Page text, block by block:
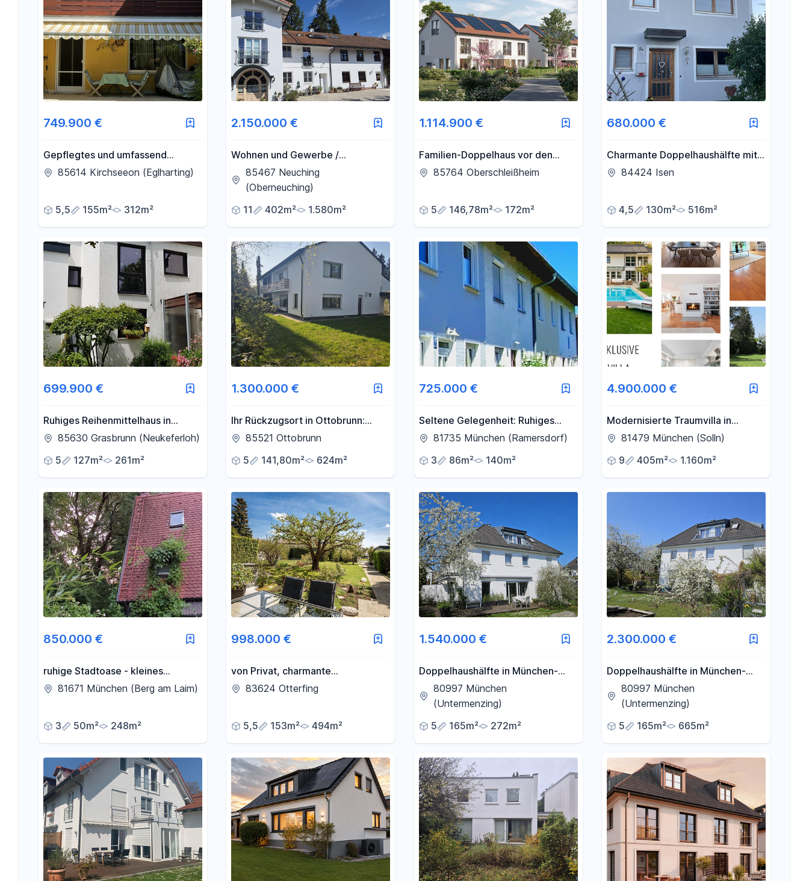
Fläche - m²
Filter für Fläche zurücksetzen
749.900 €
Gepflegtes und umfassend
saniertes Reihenmittelhaus in
85614 Kirchseeon (Eglharting)
5,5 155m² 312m²
2.150.000 €
Wohnen und Gewerbe /
großzügiges
Mehrgenerationenanwesen 1.580
85467 Neuching
(Oberneuching)
11
402m² 1.580m²
1.114.900 €
Familien-Doppelhaus vor den
Toren Münchens
85764 Oberschleißheim
5 146,78m² 172m²
680.000 €
Charmante Doppelhaushälfte mit
großem Eckgrundstück, 3
84424 Isen
4,5 130m² 516m²
699.900 €
Ruhiges Reihenmittelhaus in
Neukeferloh - 5 Zimmer +
85630 Grasbrunn (Neukeferloh)
5
127m² 261m²
1.300.000 €
Ihr Rückzugsort in Ottobrunn:
Familien-DHH mit viel Platz und
85521 Ottobrunn
5
141,80m² 624m²
725.000 €
Seltene Gelegenheit: Ruhiges
Reihenhaus in Ramersdorf.
angebunden
81735 München (Ramersdorf)
3
86m² 140m²
4.900.000 €
Modernisierte Traumvilla in
Bestlage
81479 München (Solln)
9
405m² 1.160m²
850.000 €
ruhige Stadtoase - kleines
Reiheneckhaus
81671 München (Berg am Laim)
3 50m² 248m²
998.000 €
von Privat, charmante
Doppelhaushälfte mit großem
83624 Otterfing
5,5 153m² 494m²
1.540.000 €
Doppelhaushälfte in München-
Untermenzing - familienfreundlich,
nachhaltig, durchdacht
80997 München
(Untermenzing)
5
165m² 272m²
2.300.000 €
Doppelhaushälfte in München-
Untermenzing - großzügig,
nachhaltig, familienfreundlich,
80997 München
(Untermenzing)
5
165m² 665m²